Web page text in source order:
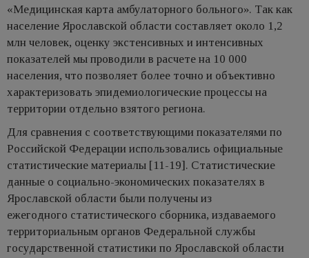
«Медицинская карта амбулаторного больного». Так как
население Ярославской области составляет около 1,2
млн человек, оценку экстенсивных и интенсивных
показателей мы проводили в расчете на 10 000
населения, что позволяет более точно и объективно
характеризовать эпидемиологические процессы на
территории отдельно взятого региона.
Для сравнения с соответствующими показателями по
Российской Федерации использовались официальные
статистические материалы [11-19]. Статистические
данные о социально-экономических показателях в
Ярославской области были получены из
ежегодного статистического сборника, издаваемого
территориальным органов Федеральной службы
государственной статистики по Ярославской области